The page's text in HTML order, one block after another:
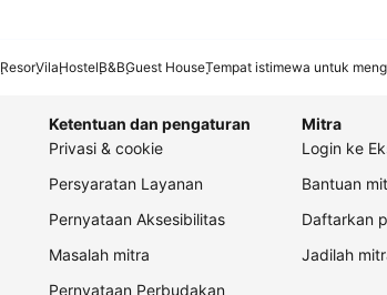
ResorVilaHostelB&BGuest HouseTempat istimewa untuk
Ketentuan dan pengaturan
Privasi & cookie
Persyaratan Layanan
Pernyataan Aksesibilitas
Masalah mitra
Pernyataan Perbudakan
Mitra
Login ke
Bantuan
Daftarkan
Jadilah